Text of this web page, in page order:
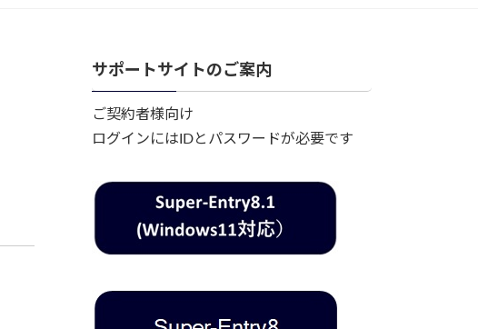
サポートサイトのご案内
ご契約者様向け
ログインにはIDとパスワードが必要です